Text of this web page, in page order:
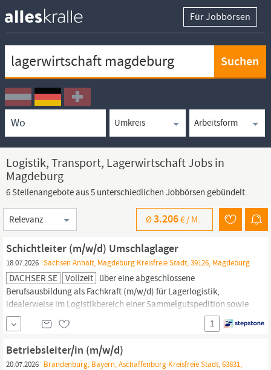
Für Jobbörsen
Ortssuche
Umkreissuche
Arbeitsform
Logistik, Transport, Lagerwirtschaft Jobs in
Magdeburg
6 Stellenangebote aus 5 unterschiedlichen Jobbörsen gebündelt.
Sortierung
Ø3.206€ / M.
Schichtleiter (m/w/d) Umschlaglager
18.07.2026 Sachsen Anhalt, Magdeburg Kreisfreie Stadt, 39126, Magdeburg
DACHSER SE Vollzeit über eine abgeschlossene
Berufsausbildung als Fachkraft (m/w/d) für Lagerlogistik,
idealerweise im Logistikbereich einer Sammelgutspedition sowie
einschlägige Erfahrungen in der
Sie haben
bereits fundierte Berufs- und Führungserfahrungen und
überzeugen durch Durchsetzungsvermögen und
Verantwortungsbewusstsein.
1
Betriebsleiter/in (m/w/d)
20.07.2026 Brandenburg, Bayern, Aschaffenburg Kreisfreie Stadt, 63831,